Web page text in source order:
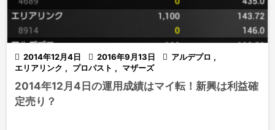
 2014年12月4日  2016年9月13日  アルデプロ ,
エリアリンク , プロパスト , マザーズ
2014年12月4日の運用成績はマイ転！新興は利益確
定売り？